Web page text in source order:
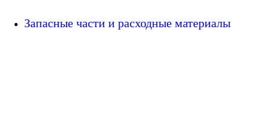
Запасные части и расходные материалы